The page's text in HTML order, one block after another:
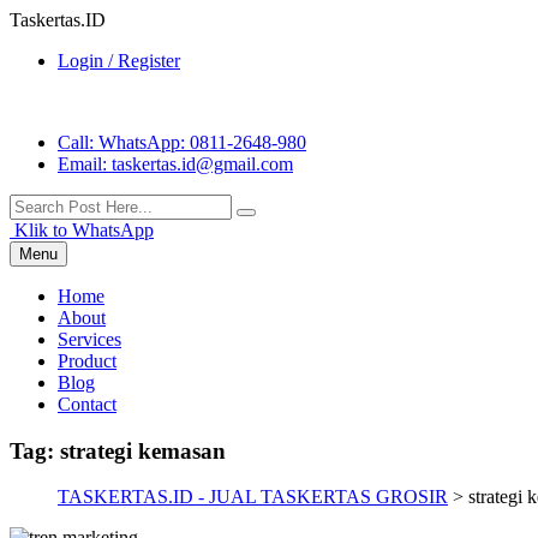
Taskertas.ID
Login / Register
Call: WhatsApp: 0811-2648-980
Email: taskertas.id@gmail.com
Klik to WhatsApp
Menu
Home
About
Services
Product
Blog
Contact
Tag: strategi kemasan
TASKERTAS.ID - JUAL TASKERTAS GROSIR > strategi